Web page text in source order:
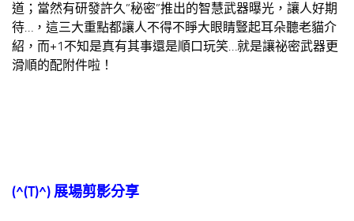
道；當然有研發許久”秘密”推出的智慧武器曝光，讓人好期
待…，這三大重點都讓人不得不睜大眼睛豎起耳朵聽老貓介
紹，而+1不知是真有其事還是順口玩笑…就是讓祕密武器更
滑順的配附件啦！
(^(T)^)展場剪影分享